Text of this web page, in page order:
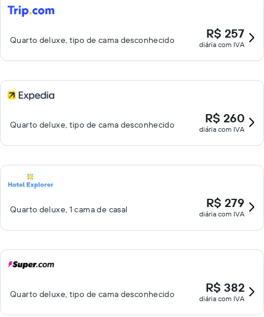
Quarto deluxe, tipo de cama desconhecido R$ 257
diária com IVA
Quarto deluxe, tipo de cama desconhecido R$ 260
diária com IVA
Quarto deluxe, 1 cama de casal R$ 279
diária com IVA
Quarto deluxe, tipo de cama desconhecido R$ 382
diária com IVA